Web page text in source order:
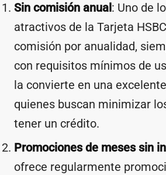
Sin comisión anual: Uno de
atractivos de la Tarjeta
comisión por anualidad,
con requisitos mínimos de
la convierte en una
quienes buscan minimizar
tener un crédito.
Promociones de meses sin
ofrece regularmente